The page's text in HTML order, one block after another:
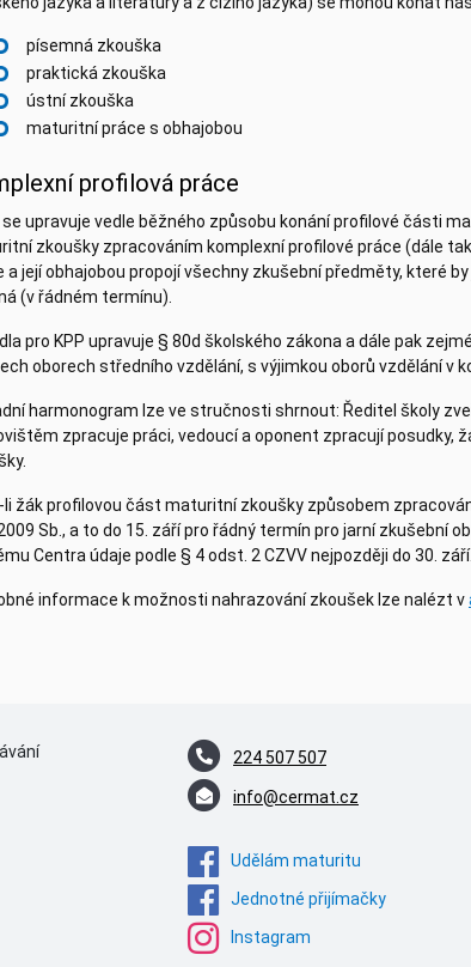
písemná zkouška
praktická zkouška
ústní zkouška
maturitní práce s obhajobou
profilová práce
se upravuje vedle běžného způsobu konání profilové části
zkoušky zpracováním komplexní profilové práce (dále
a její obhajobou propojí všechny zkušební předměty, které
(v řádném termínu).
pro KPP upravuje § 80d školského zákona a dále pak
oborech středního vzdělání, s výjimkou oborů vzdělání v
harmonogram lze ve stručnosti shrnout: Ředitel školy
zpracuje práci, vedoucí a oponent zpracují posudky,
li žák profilovou část maturitní zkoušky způsobem
Sb., a to do 15. září pro řádný termín pro jarní zkušební
Centra údaje podle § 4 odst. 2 CZVV nejpozději do 30. září.
informace k možnosti nahrazování zkoušek lze nalézt v
224 507 507
info@cermat.cz
Udělám maturitu
Jednotné přijímačky
Instagram